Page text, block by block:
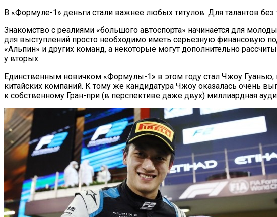
В «Формуле-1» деньги стали важнее любых титулов. Для талантов
Знакомство с реалиями «большого автоспорта» начинается для
для выступлений просто необходимо иметь серьезную финансовую
«Альпин» и других команд, а некоторые могут дополнительно
у вторых.
Единственным новичком «Формулы-1» в этом году стал Чжоу
китайских компаний. К тому же кандидатура Чжоу оказалась очень
к собственному Гран-при (в перспективе даже двух) миллиардная